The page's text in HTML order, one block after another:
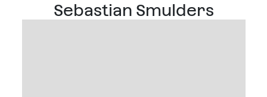
Sebastian Smulders